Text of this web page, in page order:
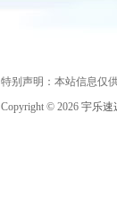
特别声明：本站信息仅
Copyright © 2026 宇乐速